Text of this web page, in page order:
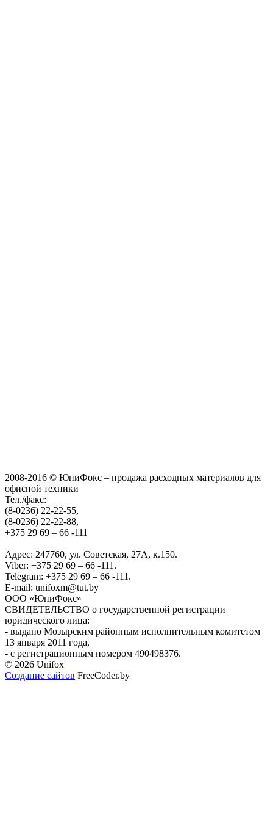
2008-2016 © ЮниФокс – продажа расходных материалов для
офисной техники
Тел./факс:
(8-0236) 22-22-55,
(8-0236) 22-22-88,
+375 29 69 – 66 -111
Адрес: 247760, ул. Советская, 27А, к.150.
Viber: +375 29 69 – 66 -111.
Telegram: +375 29 69 – 66 -111.
E-mail: unifoxm@tut.by
ООО «ЮниФокс»
СВИДЕТЕЛЬСТВО о государственной регистрации
юридического лица:
- выдано Мозырским районным исполнительным комитетом
13 января 2011 года,
- с регистрационным номером 490498376.
© 2026 Unifox
Создание сайтов FreeCoder.by